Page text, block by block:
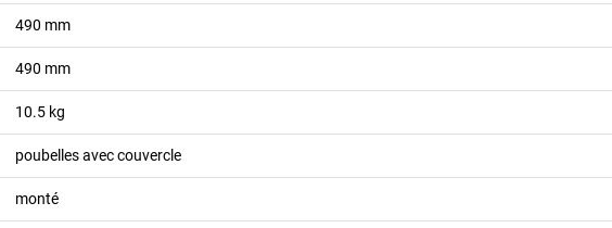
490 mm
490 mm
10.5 kg
poubelles avec couvercle
monté